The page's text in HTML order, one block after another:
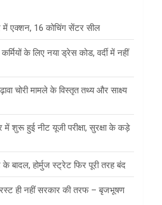
एक्शन, 16 कोचिंग सेंटर सील
के लिए नया ड्रेस कोड, वर्दी में नहीं
चोरी मामले के विस्तृत तथ्य और साक्ष्य
शुरू हुई नीट यूजी परीक्षा, सुरक्षा के कड़े
बादल, होर्मुज स्ट्रेट फिर पूरी तरह बंद
ही नहीं सरकार की तरफ – बृजभूषण